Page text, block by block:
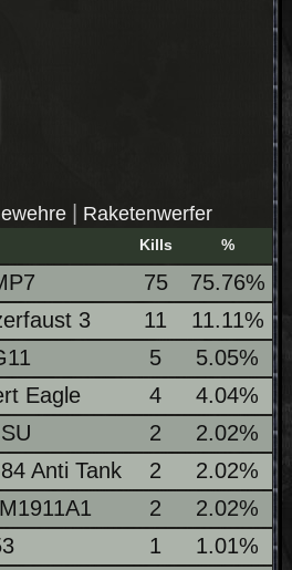
| Raketenwerfer
Kills %
75 75.76%
3 11 11.11%
5 5.05%
Eagle 4
4.04%
2 2.02%
Anti Tank 2
2.02%
2
2.02%
1
1.01%